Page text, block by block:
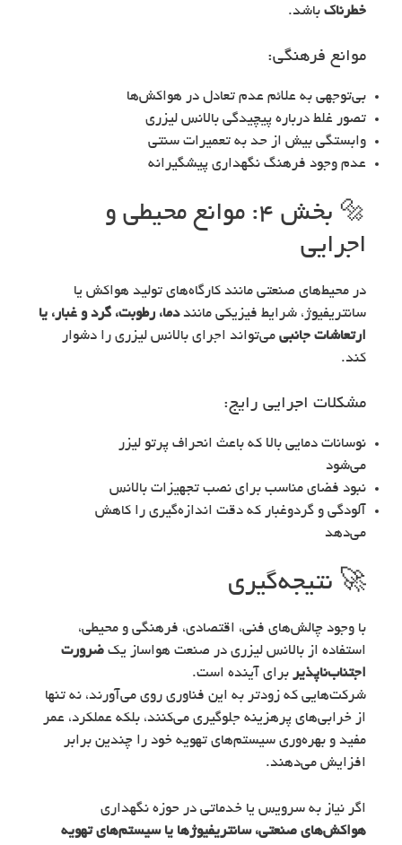
خطرناک باشد.
موانع فرهنگی:
بی‌توجهی به علائم عدم تعادل در هواکش‌ها
تصور غلط درباره پیچیدگی بالانس لیزری
وابستگی بیش از حد به تعمیرات سنتی
عدم وجود فرهنگ نگهداری پیشگیرانه
🔩 بخش ۴: موانع محیطی و
اجرایی
در محیط‌های صنعتی مانند کارگاه‌های تولید هواکش یا
سانتریفیوژ، شرایط فیزیکی ماننددما، رطوبت، گرد و غبار، یا
ارتعاشات جانبی می‌تواند اجرای بالانس لیزری را دشوار
کند.
مشکلات اجرایی رایج:
نوسانات دمایی بالا که باعث انحراف پرتو لیزر
می‌شود
نبود فضای مناسب برای نصب تجهیزات بالانس
آلودگی و گردوغبار که دقت اندازه‌گیری را کاهش
می‌دهد
🚀 نتیجه‌گیری
با وجود چالش‌های فنی، اقتصادی، فرهنگی و محیطی،
استفاده از بالانس لیزری در صنعت هواساز یک ضرورت
اجتناب‌ناپذیر برای آینده است.
شرکت‌هایی که زودتر به این فناوری روی می‌آورند، نه تنها
از خرابی‌های پرهزینه جلوگیری می‌کنند، بلکه عملکرد، عمر
مفید و بهره‌وری سیستم‌های تهویه خود را چندین برابر
افزایش می‌دهند.
اگر نیاز به سرویس یا خدماتی در حوزه نگهداری
هواکش‌های صنعتی، سانتریفیوژها یا سیستم‌های تهویه